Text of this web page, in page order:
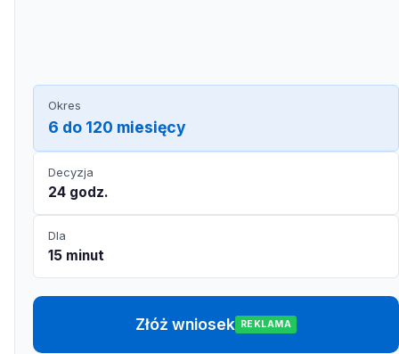
Okres
6 do 120 miesięcy
Decyzja
24 godz.
Dla
15 minut
Złóż wniosek REKLAMA